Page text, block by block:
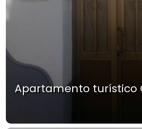
Apartamento turístico